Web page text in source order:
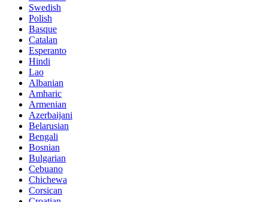
Swedish
Polish
Basque
Catalan
Esperanto
Hindi
Lao
Albanian
Amharic
Armenian
Azerbaijani
Belarusian
Bengali
Bosnian
Bulgarian
Cebuano
Chichewa
Corsican